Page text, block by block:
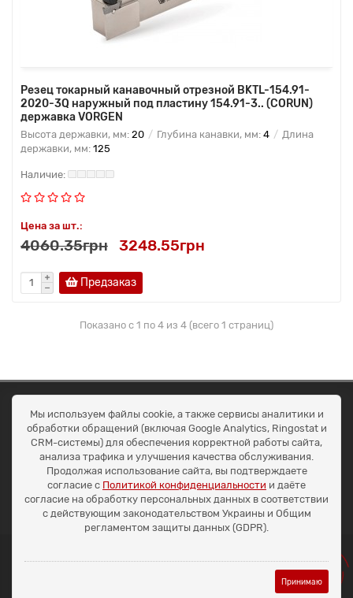
Резец токарный канавочный отрезной BKTL-154.91-
2020-3Q наружный под пластину 154.91-3.. (CORUN)
державка VORGEN
Высота державки, мм: 20 Глубина канавки, мм: 4
Длина
державки, мм: 125
Цена за шт.:
4060.35грн 3248.55грн
Предзаказ
Показано с 1 по 4 из 4 (всего 1 страниц)
ОКЕАН ТРЕЙД
Договір публичної оферти
Доставка та оплата
Наші контакти
Умови повернення
+38 (099) 452-20-02
+38 (098) 492-20-02
office@ocean.biz.ua
Мы используем файлы cookie, а также сервисы аналитики и
обработки обращений (включая Google Analytics, Ringostat и
CRM-системы) для обеспечения корректной работы сайта,
анализа трафика и улучшения качества обслуживания.
Продолжая использование сайта, вы подтверждаете
согласие с Политикой конфиденциальности и даёте
согласие на обработку персональных данных в соответствии
с действующим законодательством Украины и Общим
регламентом защиты данных (GDPR).
Принимаю